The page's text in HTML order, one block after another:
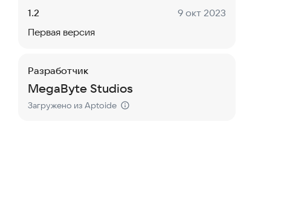
Версия:
1.2 Дата:
9 окт 2023
Первая версия
Разработчик
MegaByte Studios
Загружено из Aptoide